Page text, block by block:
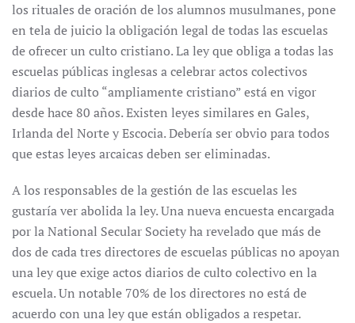
los rituales de oración de los alumnos musulmanes, pone
en tela de juicio la obligación legal de todas las escuelas
de ofrecer un culto cristiano. La ley que obliga a todas las
escuelas públicas inglesas a celebrar actos colectivos
diarios de culto “ampliamente cristiano” está en vigor
desde hace 80 años. Existen leyes similares en Gales,
Irlanda del Norte y Escocia. Debería ser obvio para todos
que estas leyes arcaicas deben ser eliminadas.
A los responsables de la gestión de las escuelas les
gustaría ver abolida la ley. Una nueva encuesta encargada
por la National Secular Society ha revelado que más de
dos de cada tres directores de escuelas públicas no apoyan
una ley que exige actos diarios de culto colectivo en la
escuela. Un notable 70% de los directores no está de
acuerdo con una ley que están obligados a respetar.